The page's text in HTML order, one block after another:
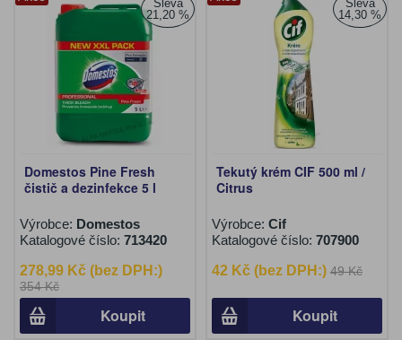
Sleva
21,20 %
Domestos Pine Fresh
čistič a dezinfekce 5 l
Výrobce: Domestos
Katalogové číslo: 713420
278,99 Kč (bez DPH:)
354 Kč
Koupit
Sleva
14,30 %
Tekutý krém CIF 500 ml /
Citrus
Výrobce: Cif
Katalogové číslo: 707900
42 Kč (bez DPH:) 49 Kč
Koupit